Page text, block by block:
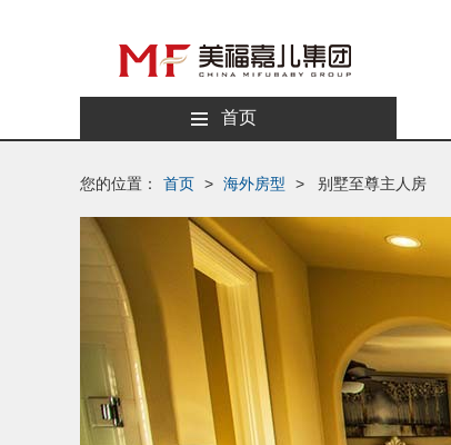
首页
您的位置： 首页 > 海外房型 > 别墅至尊主人房